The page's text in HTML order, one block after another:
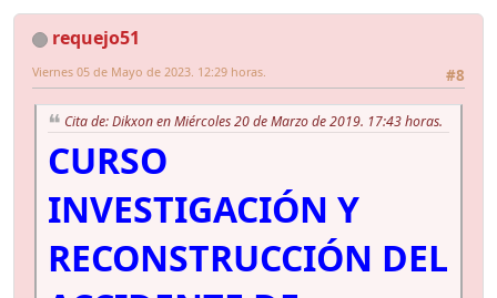
requejo51
#8
Viernes 05 de Mayo de 2023. 12:29 horas.
Cita de: Dikxon en Miércoles 20 de Marzo de 2019. 17:43 horas.
CURSO
INVESTIGACIÓN Y
RECONSTRUCCIÓN DEL